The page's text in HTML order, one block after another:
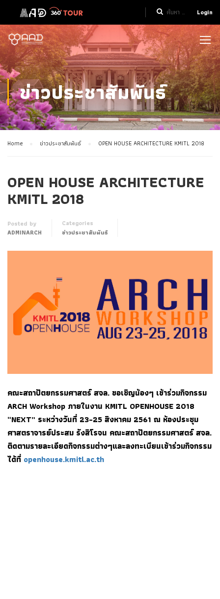
Login
ข่าวประชาสัมพันธ์
Home ข่าวประชาสัมพันธ์ OPEN HOUSE ARCHITECTURE KMITL 2018
OPEN HOUSE ARCHITECTURE
KMITL 2018
Posted by
ADMINARCH
Categories
ข่าวประชาสัมพันธ์
คณะสถาปัตยกรรมศาสตร์ สจล. ขอเชิญน้องๆ เข้าร่วมกิจกรรม
ARCH Workshop ภายในงาน KMITL OPENHOUSE 2018
“NEXT” ระหว่างวันที่ 23-25 สิงหาคม 2561 ณ ห้องประชุม
ศาสตราจารย์ประสม รังสิโรจน คณะสถาปัตยกรรมศาสตร์ สจล.
ติดตามรายละเอียดกิจกรรมต่างๆและลงทะเบียนเข้าร่วมกิจกรรม
ได้ที่ openhouse.kmitl.ac.th